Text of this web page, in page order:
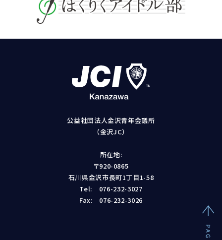
公益社団法人金沢青年会議所
（金沢JC）
所在地:
〒920-0865
石川県金沢市長町1丁目1-58
Tel: 076-232-3027
Fax: 076-232-3026